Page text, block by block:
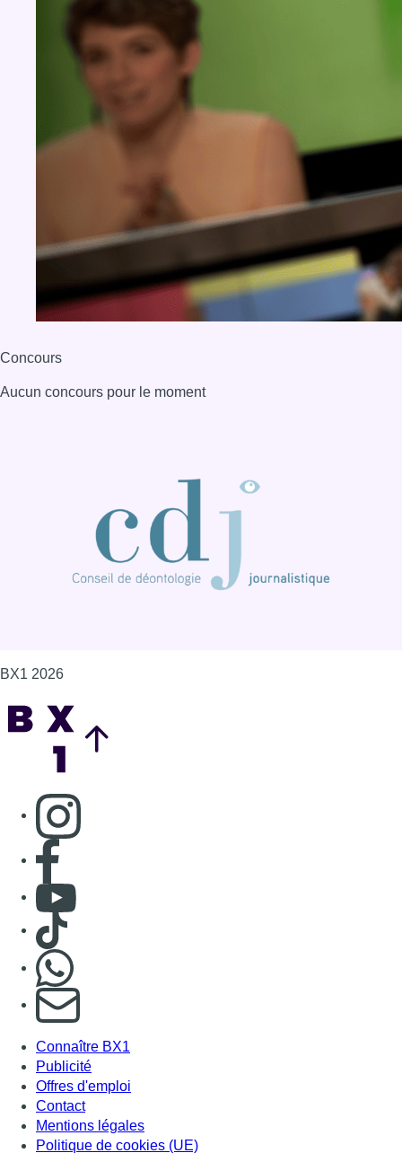
Concours
Aucun concours pour le moment
BX1 2026
Consulter page Instagram
Consulter page Facebook
Consulter Youtube
Consulter TikTok
S'abonner à notre newsletter
Connaître BX1
Publicité
Offres d'emploi
Contact
Mentions légales
Politique de cookies (UE)